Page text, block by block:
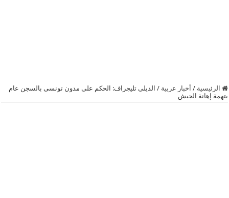
الرئيسية / أخبار عربية / الديلى تليجراف: الحكم على مدون تونسى بالسجن عام
بتهمة إهانة الجيش